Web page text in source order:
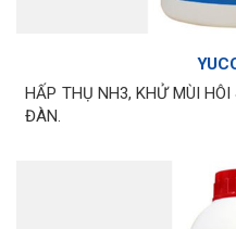
HẤP THỤ NH3, KHỬ MÙI
ĐÀN.